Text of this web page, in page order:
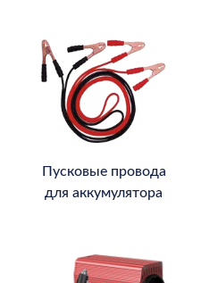
Пусковые провода
для аккумулятора